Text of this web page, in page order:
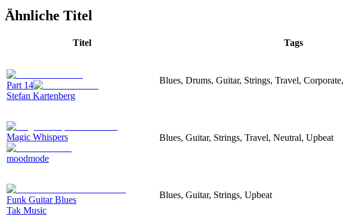
Ähnliche Titel
Titel Tags
Part 14
Stefan Kartenberg
Blues, Drums, Guitar, Strings, Travel,
Magic Whispers
moodmode
Blues, Guitar, Strings, Travel, Neutral, Upbeat
Funk Guitar Blues
Tak Music
Blues, Guitar, Strings, Upbeat